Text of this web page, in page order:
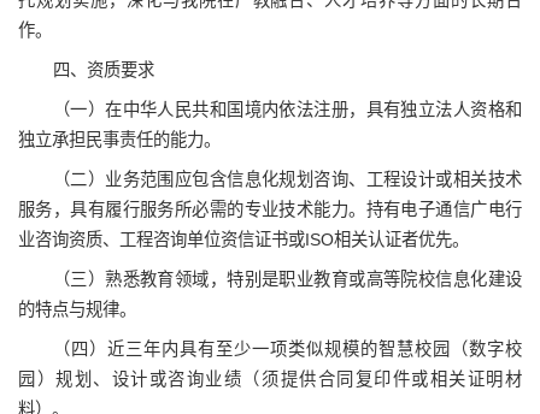
作。
四、资质要求
（一）在中华人民共和国境内依法注册，具有独立法人资格和
独立承担民事责任的能力。
（二）业务范围应包含信息化规划咨询、工程设计或相关技术
服务，具有履行服务所必需的专业技术能力。持有电子通信广电行
业咨询资质、工程咨询单位资信证书或ISO相关认证者优先。
（三）熟悉教育领域，特别是职业教育或高等院校信息化建设
的特点与规律。
（四）近三年内具有至少一项类似规模的智慧校园（数字校
园）规划、设计或咨询业绩（须提供合同复印件或相关证明材
料）。